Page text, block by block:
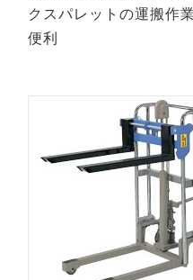
クスパレットの運搬作
便利